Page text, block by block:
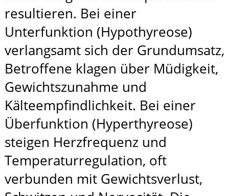
resultieren. Bei einer
Unterfunktion (Hypothyreose)
verlangsamt sich der Grundumsatz,
Betroffene klagen über Müdigkeit,
Gewichtszunahme und
Kälteempfindlichkeit. Bei einer
Überfunktion (Hyperthyreose)
steigen Herzfrequenz und
Temperaturregulation, oft
verbunden mit Gewichtsverlust,